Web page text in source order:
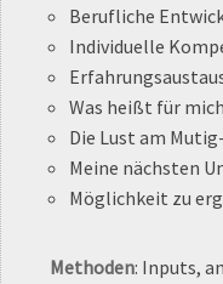
Berufliche
Individuelle
Was heißt für
Die Lust am
Meine nächsten
Möglichkeit zu
Methoden: Inputs,